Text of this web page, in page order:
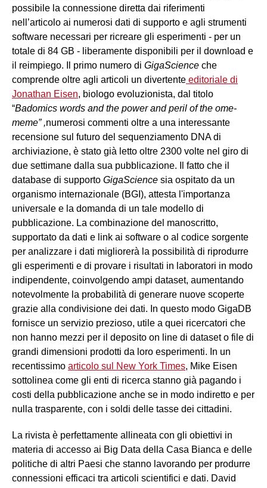
possibile la connessione diretta dai riferimenti
nell’articolo ai numerosi dati di supporto e agli strumenti
software necessari per ricreare gli esperimenti - per un
totale di 84 GB - liberamente disponibili per il download e
il reimpiego. Il primo numero di GigaScience che
comprende oltre agli articoli un divertente editoriale di
Jonathan Eisen, biologo evoluzionista, dal titolo
“Badomics words and the power and peril of the ome-
meme” ,numerosi commenti oltre a una interessante
recensione sul futuro del sequenziamento DNA di
archiviazione, è stato già letto oltre 2300 volte nel giro di
due settimane dalla sua pubblicazione. Il fatto che il
database di supporto GigaScience sia ospitato da un
organismo internazionale (BGI), attesta l'importanza
universale e la domanda di un tale modello di
pubblicazione. La combinazione del manoscritto,
supportato da dati e link ai software o al codice sorgente
per analizzare i dati migliorerà la possibilità di riprodurre
gli esperimenti e di provare i risultati in laboratori in modo
indipendente, coinvolgendo ampi dataset, aumentando
notevolmente la probabilità di generare nuove scoperte
grazie alla condivisione dei dati. In questo modo GigaDB
fornisce un servizio prezioso, utile a quei ricercatori che
non hanno mezzi per il deposito on line di dataset o file di
grandi dimensioni prodotti da loro esperimenti. In un
recentissimo articolo sul New York Times, Mike Eisen
sottolinea come gli enti di ricerca stanno già pagando i
costi della pubblicazione anche se in modo indiretto e per
nulla trasparente, con i soldi delle tasse dei cittadini.
La rivista è perfettamente allineata con gli obiettivi in
materia di accesso ai Big Data della Casa Bianca e delle
politiche di altri Paesi che stanno lavorando per produrre
connessioni efficaci tra articoli scientifici e dati. David